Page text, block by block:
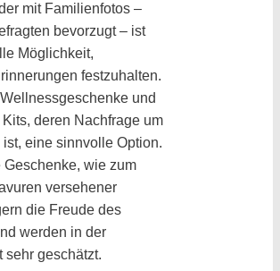
mit Familienfotos –
bevorzugt – ist
Möglichkeit,
festzuhalten.
und
deren Nachfrage um
eine sinnvolle Option.
Geschenke, wie zum
versehener
die Freude des
werden in der
sehr geschätzt.